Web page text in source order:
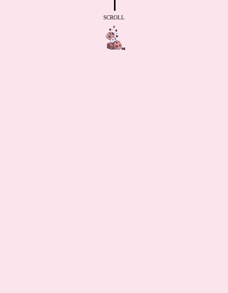
SCROLL